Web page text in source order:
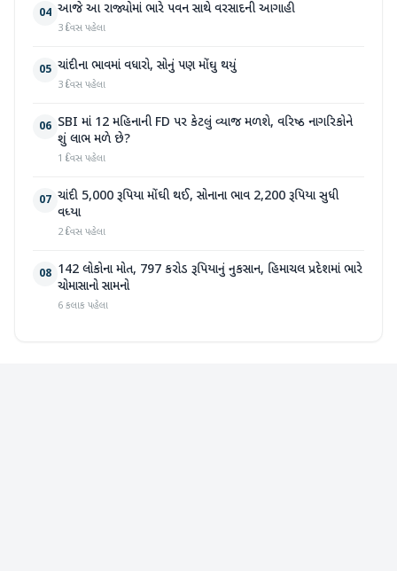
04 આજે આ રાજ્યોમાં ભારે પવન સાથે વરસાદની આગાહી
3 દિવસ પહેલા
05 ચાંદીના ભાવમાં વધારો, સોનું પણ મોંઘુ થયું
3 દિવસ પહેલા
06 SBI માં 12 મહિનાની FD પર કેટલું વ્યાજ મળશે, વરિષ્ઠ નાગરિકોને
શું લાભ મળે છે?
1 દિવસ પહેલા
07 ચાંદી 5,000 રૂપિયા મોંઘી થઈ, સોનાના ભાવ 2,200 રૂપિયા સુધી
વધ્યા
2 દિવસ પહેલા
08 142 લોકોના મોત, 797 કરોડ રૂપિયાનું નુકસાન, હિમાચલ પ્રદેશમાં ભારે
ચોમાસાનો સામનો
6 કલાક પહેલા